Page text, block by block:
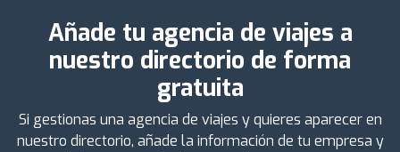
Añade tu agencia de viajes a
nuestro directorio de forma
gratuita
Si gestionas una agencia de viajes y quieres aparecer en
nuestro directorio, añade la información de tu empresa y